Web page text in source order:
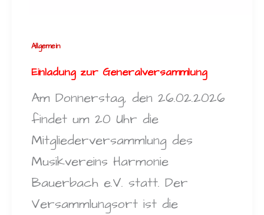
Allgemein
Einladung zur Generalversammlung
Am Donnerstag, den 26.02.2026
findet um 20 Uhr die
Mitgliederversammlung des
Musikvereins Harmonie
Bauerbach e.V. statt. Der
Versammlungsort ist die